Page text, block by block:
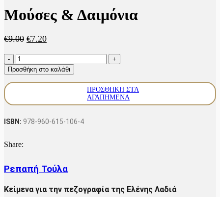
Μούσες & Δαιμόνια
€9.00 Original
€9.00.
€7.20Η
είναι:
€7.20.
Μούσες
&
Δαιμόνια
ποσότητα
Προσθήκη στο καλάθι
ΠΡΟΣΘΉΚΗ ΣΤΑ
ΑΓΑΠΗΜΈΝΑ
ISBN: 978-960-615-106-4
Share:
Ρεπαπή Τούλα
Κείμενα για την πεζογραφία της Ελένης Λαδιά